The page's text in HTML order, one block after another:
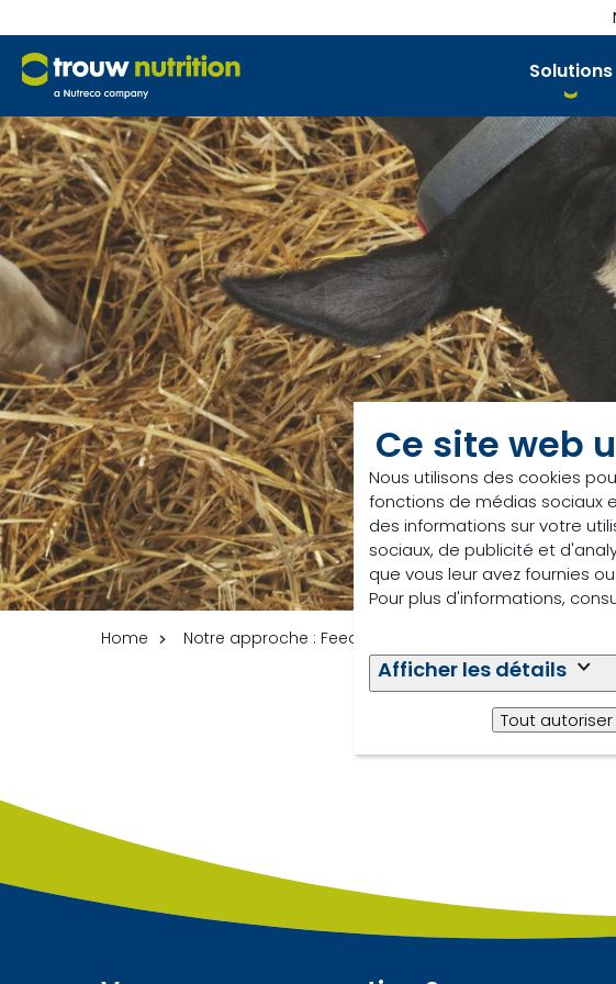
Ce site web
Nous utilisons des cookies
fonctions de médias sociaux
des informations sur votre
sociaux, de publicité et
que vous leur avez fournies
Pour plus d'informations,
Afficher les détails
Tout autoriser
Solutions
Home Notre approche : Feed, Health & Farm Management